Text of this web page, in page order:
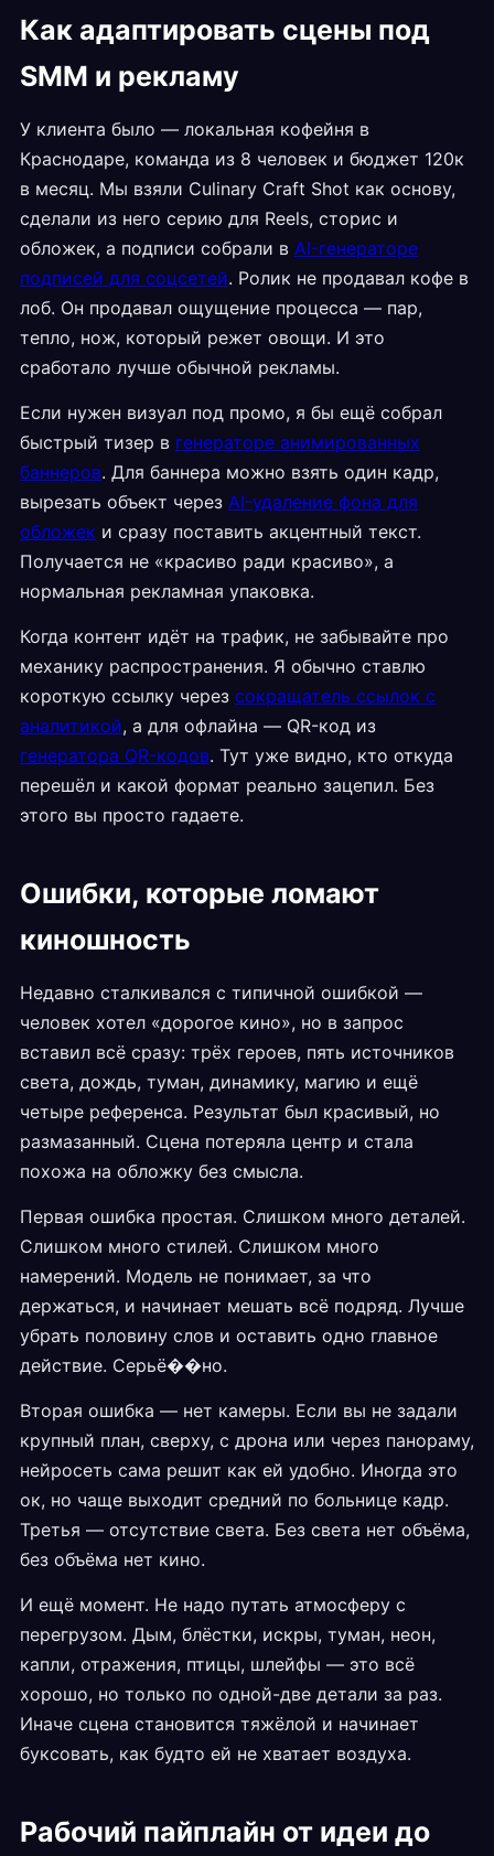
Как адаптировать сцены под
SMM и рекламу
У клиента было — локальная кофейня в
Краснодаре, команда из 8 человек и бюджет 120к
в месяц. Мы взяли Culinary Craft Shot как основу,
сделали из него серию для Reels, сторис и
обложек, а подписи собрали в AI-генераторе
подписей для соцсетей. Ролик не продавал кофе в
лоб. Он продавал ощущение процесса — пар,
тепло, нож, который режет овощи. И это
сработало лучше обычной рекламы.
Если нужен визуал под промо, я бы ещё собрал
быстрый тизер в генераторе анимированных
баннеров. Для баннера можно взять один кадр,
вырезать объект через AI-удаление фона для
обложек и сразу поставить акцентный текст.
Получается не «красиво ради красиво», а
нормальная рекламная упаковка.
Когда контент идёт на трафик, не забывайте про
механику распространения. Я обычно ставлю
короткую ссылку через сокращатель ссылок с
аналитикой, а для офлайна — QR-код из
генератора QR-кодов. Тут уже видно, кто откуда
перешёл и какой формат реально зацепил. Без
этого вы просто гадаете.
Ошибки, которые ломают
киношность
Недавно сталкивался с типичной ошибкой —
человек хотел «дорогое кино», но в запрос
вставил всё сразу: трёх героев, пять источников
света, дождь, туман, динамику, магию и ещё
четыре референса. Результат был красивый, но
размазанный. Сцена потеряла центр и стала
похожа на обложку без смысла.
Первая ошибка простая. Слишком много деталей.
Слишком много стилей. Слишком много
намерений. Модель не понимает, за что
держаться, и начинает мешать всё подряд. Лучше
убрать половину слов и оставить одно главное
действие. Серьё��но.
Вторая ошибка — нет камеры. Если вы не задали
крупный план, сверху, с дрона или через панораму,
нейросеть сама решит как ей удобно. Иногда это
ок, но чаще выходит средний по больнице кадр.
Третья — отсутствие света. Без света нет объёма,
без объёма нет кино.
И ещё момент. Не надо путать атмосферу с
перегрузом. Дым, блёстки, искры, туман, неон,
капли, отражения, птицы, шлейфы — это всё
хорошо, но только по одной-две детали за раз.
Иначе сцена становится тяжёлой и начинает
буксовать, как будто ей не хватает воздуха.
Рабочий пайплайн от идеи до